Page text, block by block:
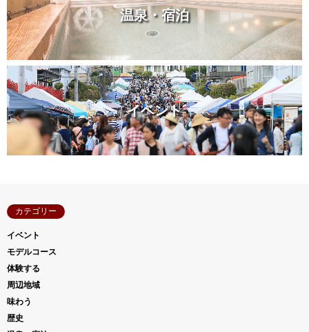
温泉・宿泊
イベント
カテゴリー
イベント
モデルコース
体験する
周辺地域
味わう
歴史